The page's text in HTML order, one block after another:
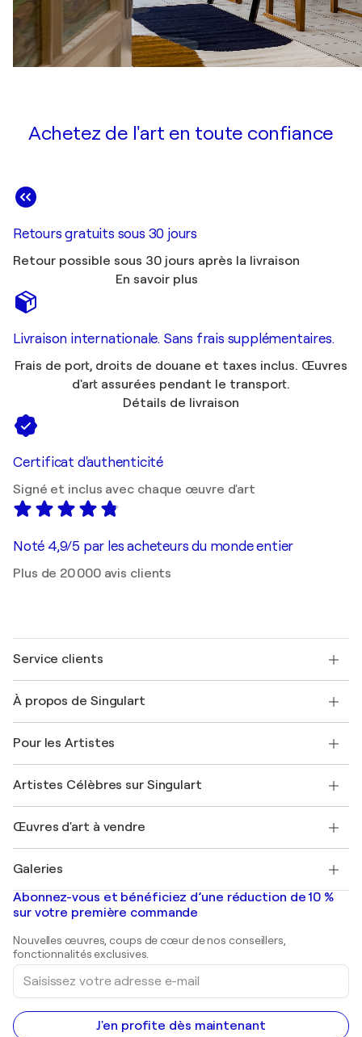
Achetez de l'art en toute confiance
Retours gratuits sous 30 jours
Retour possible sous 30 jours après la livraison
En savoir plus
Livraison internationale. Sans frais supplémentaires.
Frais de port, droits de douane et taxes inclus. Œuvres
d'art assurées pendant le transport.
Détails de livraison
Certificat d'authenticité
Signé et inclus avec chaque œuvre d'art
Noté 4,9/5 par les acheteurs du monde entier
Plus de 20 000 avis clients
Service clients
Expédition
Offrir une carte cadeau
Rejoignez notre programme commercial
Mon compte
+33 1 76 44 06 42
À propos de Singulart
FAQ
Magazine Singulart
Emplois
Découvrez une sélection d'art original
Pour les Artistes
Se connecter en tant qu'Artiste
Artistes Célèbres sur Singulart
Marc Chagall
Banksy
Mr. Brainwash
Shepard Fairey
Œuvres d'art à vendre
Tableaux abstraits à vendre
Peintures de paysage
Estampes
Peintures acryliques
Galeries
Galeries d'art en France
Galeries d'art en Belgique
Abonnez-vous et bénéficiez d’une réduction de 10 %
sur votre première commande
Nouvelles œuvres, coups de cœur de nos conseillers,
fonctionnalités exclusives.
Saisissez
votre
adresse
e-
mail
J'en profite dès maintenant